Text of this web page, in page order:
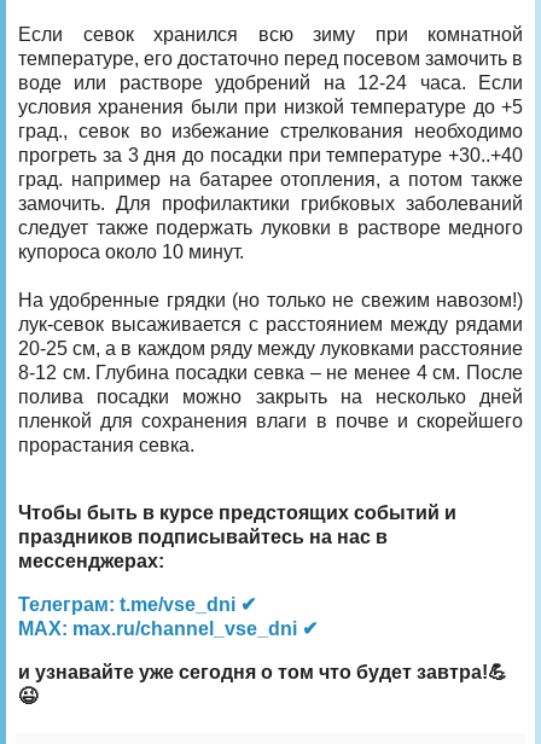
Если севок хранился всю зиму при комнатной
температуре, его достаточно перед посевом замочить в
воде или растворе удобрений на 12-24 часа. Если
условия хранения были при низкой температуре до +5
град., севок во избежание стрелкования необходимо
прогреть за 3 дня до посадки при температуре +30..+40
град. например на батарее отопления, а потом также
замочить. Для профилактики грибковых заболеваний
следует также подержать луковки в растворе медного
купороса около 10 минут.
На удобренные грядки (но только не свежим навозом!)
лук-севок высаживается с расстоянием между рядами
20-25 см, а в каждом ряду между луковками расстояние
8-12 см. Глубина посадки севка – не менее 4 см. После
полива посадки можно закрыть на несколько дней
пленкой для сохранения влаги в почве и скорейшего
прорастания севка.
Чтобы быть в курсе предстоящих событий и
праздников подписывайтесь на нас в
мессенджерах:
Телеграм: t.me/vse_dni ✔
MAX: max.ru/channel_vse_dni ✔
и узнавайте уже сегодня о том что будет завтра!💪
😉